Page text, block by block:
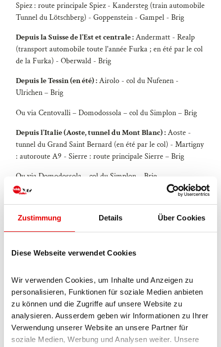
Zustimmung Details Über Cookies
Diese Webseite verwendet Cookies
Wir verwenden Cookies, um Inhalte und Anzeigen zu
personalisieren, Funktionen für soziale Medien anbieten
zu können und die Zugriffe auf unsere Website zu
analysieren. Ausserdem geben wir Informationen zu Ihrer
Verwendung unserer Website an unsere Partner für
soziale Medien, Werbung und Analysen weiter. Unsere
Spiez : route principale Spiez - Kandersteg (train automobile
Tunnel du Lötschberg) - Goppenstein - Gampel - Brig
Depuis la Suisse de l'Est et centrale :Andermatt - Realp
(transport automobile toute l'année Furka ; en été par le col
de la Furka) - Oberwald - Brig
Depuis le Tessin (en été) :Airolo - col du Nufenen -
Ulrichen – Brig
Ou via Centovalli – Domodossola – col du Simplon – Brig
Depuis l'Italie (Aoste, tunnel du Mont Blanc) :Aoste -
tunnel du Grand Saint Bernard (en été par le col) - Martigny
: autoroute A9 - Sierre : route principale Sierre – Brig
Ou via Domodossola – col du Simplon – Brig
Blatten bei Naters
Depuis Brig, vous passez par Naters jusqu'à Blatten bei
Des parkings payants sont disponibles à Chienzlichrommu et
dans le parking couvert à Blatten bei Naters.
Plus d'informations sont disponibles sur :
www.belalp.ch